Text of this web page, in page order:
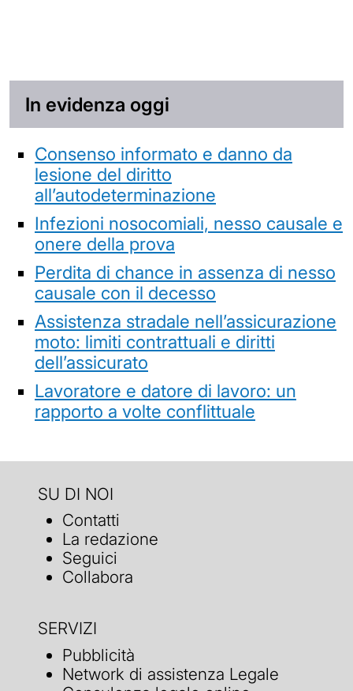
In evidenza oggi
Consenso informato e danno da
lesione del diritto
all’autodeterminazione
Infezioni nosocomiali, nesso causale e
onere della prova
Perdita di chance in assenza di nesso
causale con il decesso
Assistenza stradale nell’assicurazione
moto: limiti contrattuali e diritti
dell’assicurato
Lavoratore e datore di lavoro: un
rapporto a volte conflittuale
SU DI NOI
Contatti
La redazione
Seguici
Collabora
SERVIZI
Pubblicità
Network di assistenza Legale